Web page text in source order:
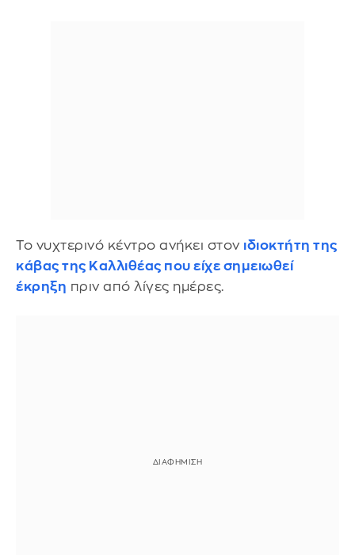
Το νυχτερινό κέντρο ανήκει στον ιδιοκτήτη της
κάβας της Καλλιθέας που είχε σημειωθεί
έκρηξη πριν από λίγες ημέρες.